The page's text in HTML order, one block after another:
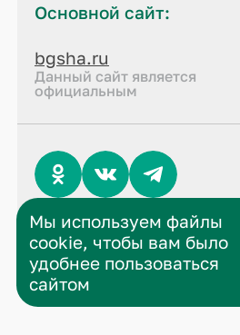
Основной сайт:
bgsha.ru
Данный сайт является
официальным
© 2026 все права защищены
Политика
Мы используем файлы
cookie, чтобы вам было
удобнее пользоваться
сайтом